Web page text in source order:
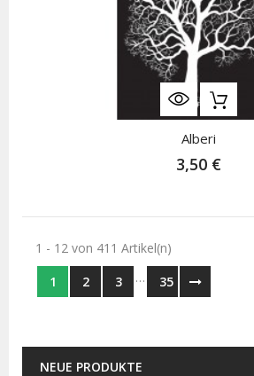
Alberi
3,50 €
1 - 12 von 411 Artikel(n)
1
2 3 … 35
NEUE PRODUKTE